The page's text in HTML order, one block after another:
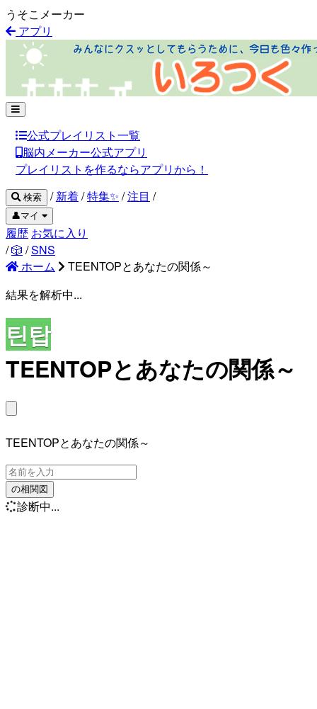
うそこメーカー
アプリ
公式プレイリスト一覧
脳内メーカー公式アプリ
プレイリストを作るならアプリから！
検索 / 新着/特集✨ /注目 /
👤マイ
履歴 お気に入り
/🎲 /SNS
ホーム
TEENTOPとあなたの関係～
結果を解析中...
틴탑
TEENTOPとあなたの関係～
TEENTOPとあなたの関係～
の相関図
診断中...